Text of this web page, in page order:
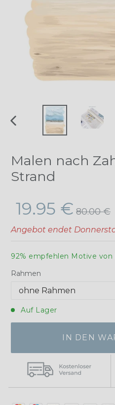
VORHERIGER
Malen nach
Strand
Normaler
Preis
19.95 € 80.00 €
Angebot endet
92% empfehlen Motive von
Rahmen
Auf Lager
IN DEN